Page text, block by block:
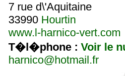
7 rue d\'Aquitaine
33990 Hourtin
www.l-harnico-vert.com
T�l�phone : Voir le
harnico@hotmail.fr